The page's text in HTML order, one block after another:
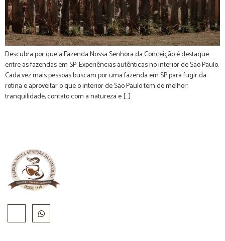
Descubra por que a Fazenda Nossa Senhora da Conceição é destaque
entre as fazendas em SP. Experiências autênticas no interior de São Paulo.
Cada vez mais pessoas buscam por uma fazenda em SP para fugir da
rotina e aproveitar o que o interior de São Paulo tem de melhor:
tranquilidade, contato com a natureza e […]